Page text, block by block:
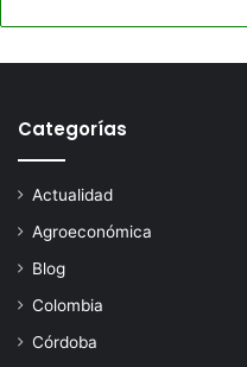
Categorías
Actualidad
Agroeconómica
Blog
Colombia
Córdoba